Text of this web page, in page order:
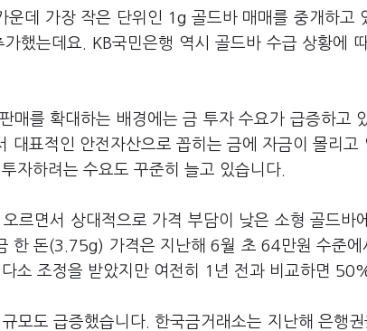
운데 가장 작은 단위인 1g 골드바 매매를 중개하
했는데요. KB국민은행 역시 골드바 수급 상황에
매를 확대하는 배경에는 금 투자 수요가 급증하고
대표적인 안전자산으로 꼽히는 금에 자금이 몰리
자하려는 수요도 꾸준히 늘고 있습니다.
르면서 상대적으로 가격 부담이 낮은 소형 골드바
한 돈(3.75g) 가격은 지난해 6월 초 64만원 수준
소 조정을 받았지만 여전히 1년 전과 비교하면
모도 급증했습니다. 한국금거래소는 지난해 은행